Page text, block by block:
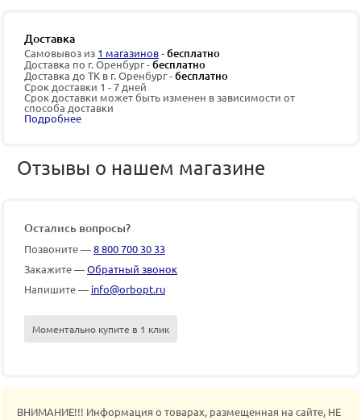
Доставка
Самовывоз из 1 магазинов-бесплатно
Доставка по г. Оренбург -бесплатно
Доставка до ТК в г. Оренбург -бесплатно
Срок доставки 1 - 7 дней
Срок доставки может быть изменен в зависимости от
способа доставки
Подробнее
Отзывы о нашем магазине
Остались вопросы?
Позвоните —8 800 700 30 33
Закажите —Обратный звонок
Напишите — info@orbopt.ru
Моментально купите в 1 клик
ВНИМАНИЕ!!! Информация о товарах, размещенная на сайте, НЕ